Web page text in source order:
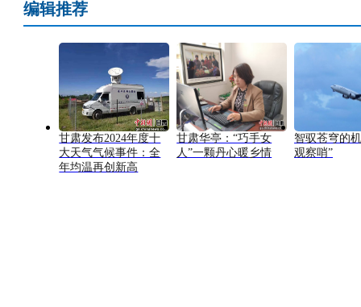
编辑推荐
甘肃发布2024年度十
大天气气候事件：全
年均温再创新高
甘肃华亭：“巧手女
人”一颗丹心暖乡情
智驭苍穹的
观察哨”